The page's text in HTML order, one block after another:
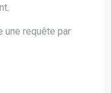
une requête par